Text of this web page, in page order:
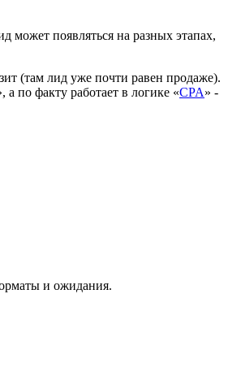
появляться на разных этапах,
(там лид уже почти равен продаже).
по факту работает в логике «CPA» -
и ожидания.